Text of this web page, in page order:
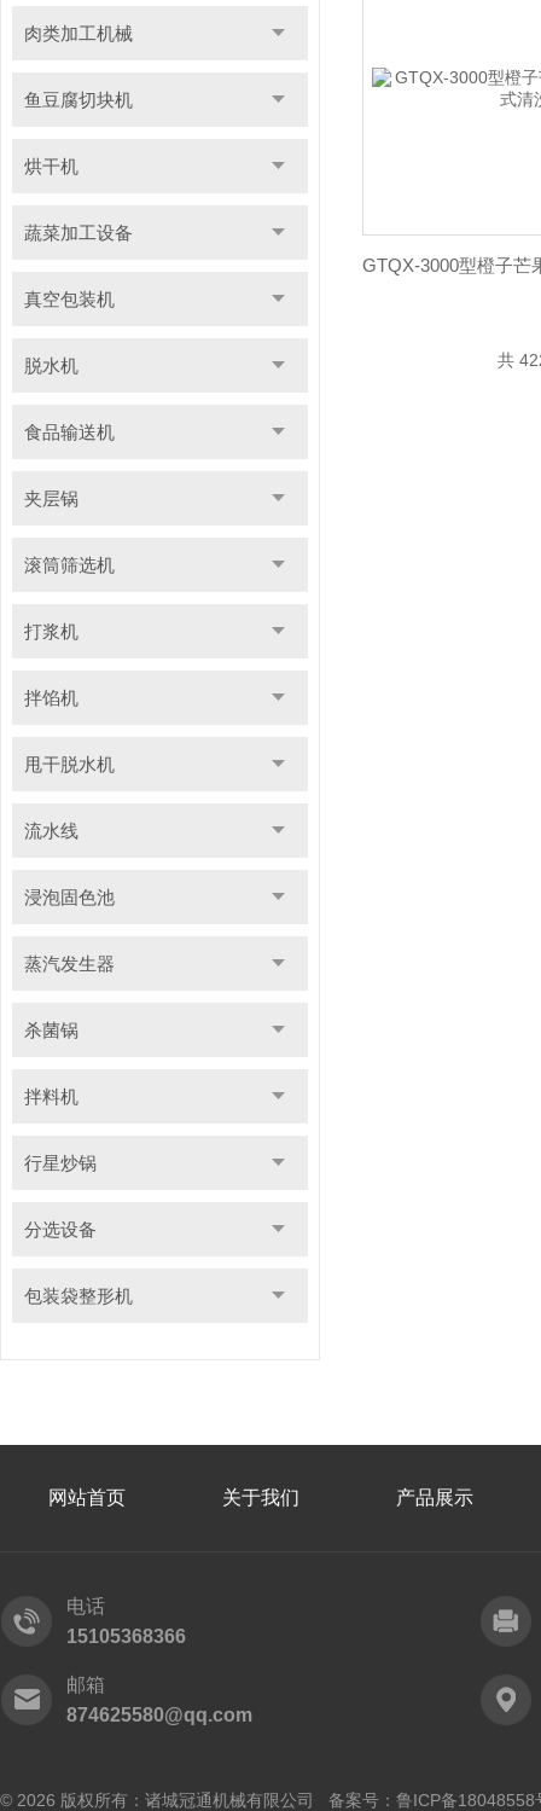
肉类加工机械
鱼豆腐切块机
烘干机
蔬菜加工设备
真空包装机
脱水机
食品输送机
夹层锅
滚筒筛选机
打浆机
拌馅机
甩干脱水机
流水线
浸泡固色池
蒸汽发生器
杀菌锅
拌料机
行星炒锅
分选设备
包装袋整形机
共
网站首页 关于我们 产品展示
电话
15105368366
邮箱
874625580@qq.com
© 2026 版权所有：诸城冠通机械有限公司 备案号： 鲁ICP备18048558